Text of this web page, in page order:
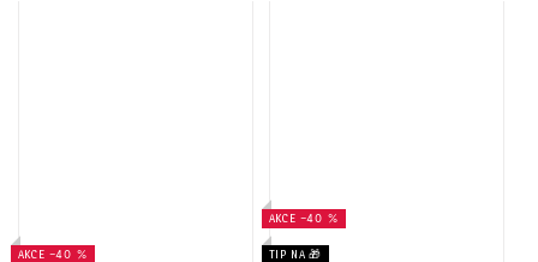
AKCE –40 %
AKCE –40 %
TIP NA 🎁